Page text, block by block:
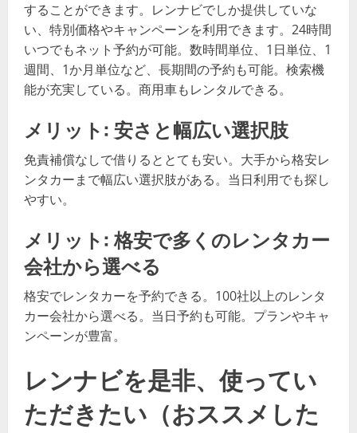
することができます。レンナビでしか提供していな
い、特別価格やキャンペーンを利用できます。24時間
いつでもネット予約が可能。数時間単位、1日単位、1
週間、1か月単位など、長期間の予約も可能。検索機
能が充実している。商用車もレンタルできる。
メリット: 安さと幅広い選択肢
免責補償なしで借りるととても安い。大手から格安レ
ンタカーまで幅広い選択肢がある。当日利用でも探し
やすい。
メリット: 格安で多くのレンタカー
会社から選べる
格安でレンタカーを予約できる。100社以上のレンタ
カー会社から選べる。当日予約も可能。プランやキャ
ンペーンが豊富。
レンナビを是非、使ってい
ただきたい（おススメした